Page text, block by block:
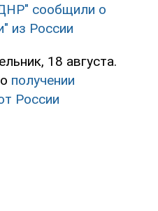
сообщили о
из России
18 августа.
получении
России